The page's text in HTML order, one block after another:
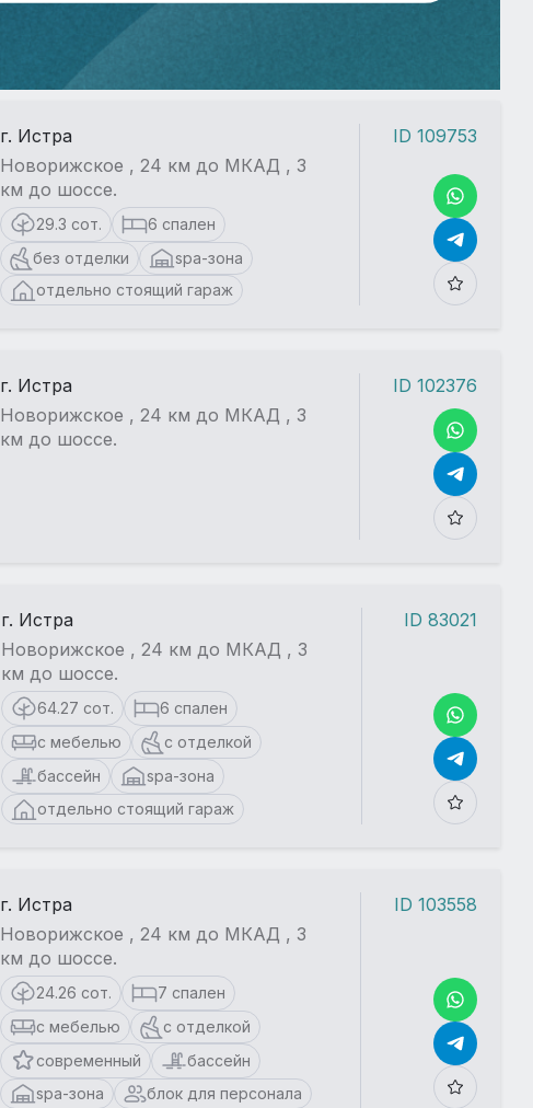
г. Истра
Новорижское , 24 км до МКАД , 3
км до шоссе.
29.3 сот.
6 спален
без отделки
spa-зона
отдельно стоящий гараж
ID 109753
г. Истра
Новорижское , 24 км до МКАД , 3
км до шоссе.
ID 102376
г. Истра
Новорижское , 24 км до МКАД , 3
км до шоссе.
64.27 сот.
6 спален
с мебелью
с отделкой
бассейн
spa-зона
отдельно стоящий гараж
ID 83021
г. Истра
Новорижское , 24 км до МКАД , 3
км до шоссе.
24.26 сот.
7 спален
с мебелью
с отделкой
современный
бассейн
spa-зона
блок для персонала
ID 103558